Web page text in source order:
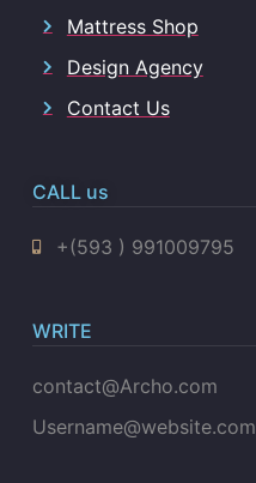
Mattress Shop
Design Agency
Contact Us
CALL us
+(593 ) 991009795
WRITE
contact@Archo.com
Username@website.com